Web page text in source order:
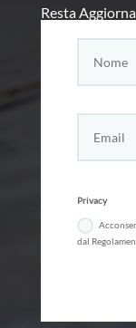
Resta
Privacy
dal